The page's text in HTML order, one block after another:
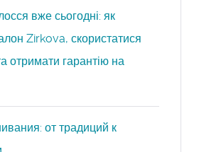
вже сьогодні: як
Zirkova, скористатися
отримати гарантію на
от традиций к